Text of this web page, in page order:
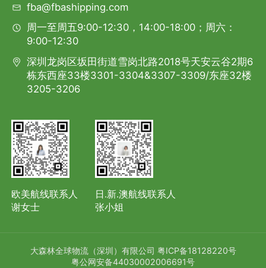
fba@fbashipping.com
周一至周五9:00-12:30，14:00-18:00；周六：
9:00-12:30
深圳龙岗区坂田街道雪岗北路2018号天安云谷2期6
栋东西座33楼3301-3304&3307-3309/东座32楼
3205-3206
欧美航线联系人
谢女士
日.新.澳航线联系人
张小姐
大森林全球物流（深圳）有限公司 粤ICP备18128220号
粤公网安备44030002006691号